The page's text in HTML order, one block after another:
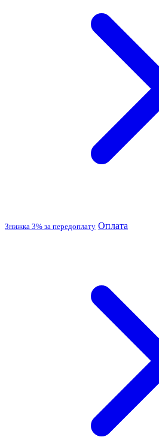
Знижка 3% за передоплату Оплата